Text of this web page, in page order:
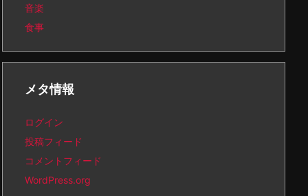
音楽
食事
メタ情報
ログイン
投稿フィード
コメントフィード
WordPress.org